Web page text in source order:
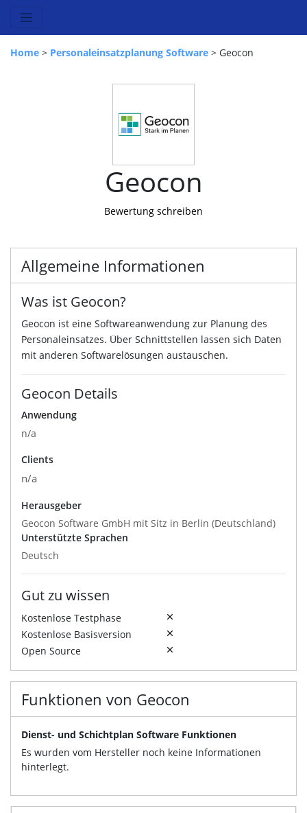
Home > Personaleinsatzplanung Software > Geocon
Geocon
Bewertung schreiben
Allgemeine Informationen
Was ist Geocon?
Geocon ist eine Softwareanwendung zur Planung des
Personaleinsatzes. Über Schnittstellen lassen sich Daten
mit anderen Softwarelösungen austauschen.
Geocon Details
Anwendung
n/a
Clients
n/a
Herausgeber
Geocon Software GmbH mit Sitz in Berlin (Deutschland)
Unterstützte Sprachen
Deutsch
Gut zu wissen
Kostenlose Testphase
Kostenlose Basisversion
Open Source
Funktionen von Geocon
Dienst- und Schichtplan Software Funktionen
Es wurden vom Hersteller noch keine Informationen
hinterlegt.